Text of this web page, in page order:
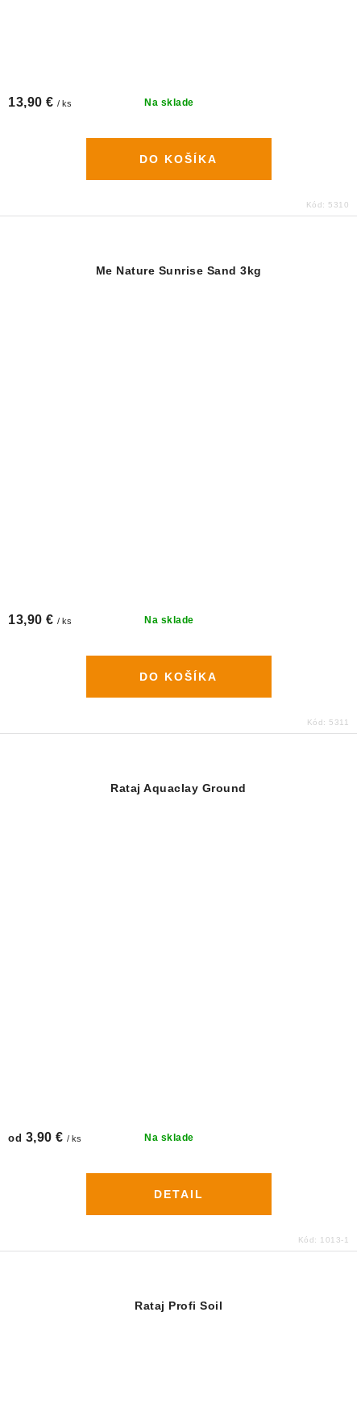
Na sklade
13,90 € / ks
DO KOŠÍKA
Kód: 5310
Me Nature Sunrise Sand 3kg
Na sklade
13,90 € / ks
DO KOŠÍKA
Kód: 5311
Rataj Aquaclay Ground
Na sklade
od 3,90 € / ks
DETAIL
Kód: 1013-1
Rataj Profi Soil